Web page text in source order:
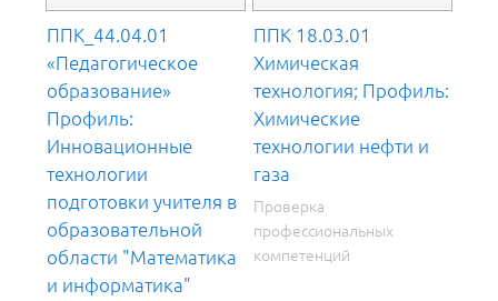
ППК_44.04.01
«Педагогическое
образование»
Профиль:
Инновационные
технологии
подготовки учителя в
образовательной
области "Математика
и информатика"
ППК 18.03.01
Химическая
технология; Профиль:
Химические
технологии нефти и
газа
Проверка
профессиональных
компетенций